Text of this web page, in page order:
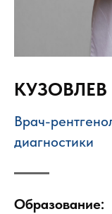
Врач-
диагностики
Образование: